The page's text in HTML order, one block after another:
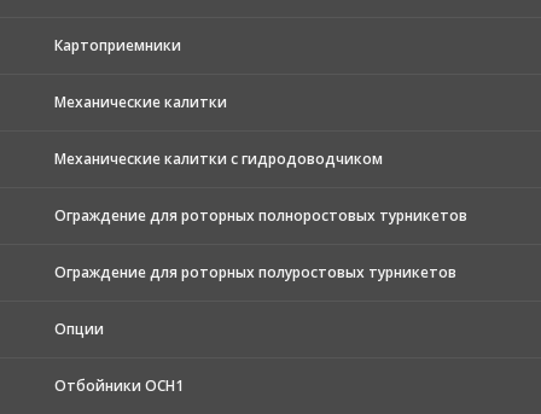
Картоприемники
Механические калитки
Механические калитки с гидродоводчиком
Ограждение для роторных полноростовых турникетов
Ограждение для роторных полуростовых турникетов
Опции
Отбойники ОСН1